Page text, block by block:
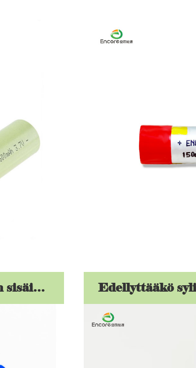
Mikä on litiumioniakun yksikennon sisäinen vastus kapasiteetin lisäksi ennen kuin se romutetaan?